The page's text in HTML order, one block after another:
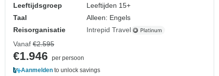
Leeftijdsgroep
Leeftijden 15+
Taal
Alleen: Engels
Reisorganisatie
Intrepid Travel
Vanaf €2.595
€1.946
per persoon
Aanmelden to unlock savings